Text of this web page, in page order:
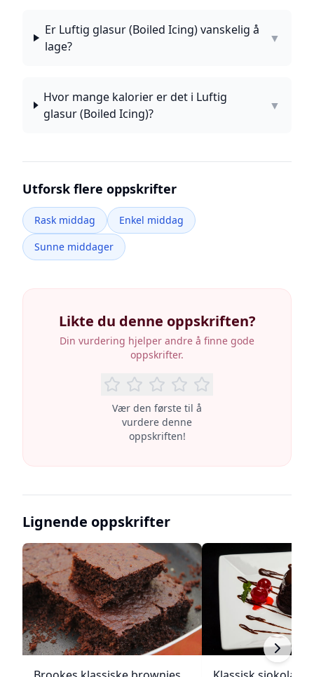
Er Luftig glasur (Boiled Icing) vanskelig å
lage?
▼
Hvor mange kalorier er det i Luftig
glasur (Boiled Icing)?
▼
Utforsk flere oppskrifter
Rask middag
Enkel middag
Sunne middager
Likte du denne oppskriften?
Din vurdering hjelper andre å finne gode
oppskrifter.
Vær den første til å
vurdere denne
oppskriften!
Lignende oppskrifter